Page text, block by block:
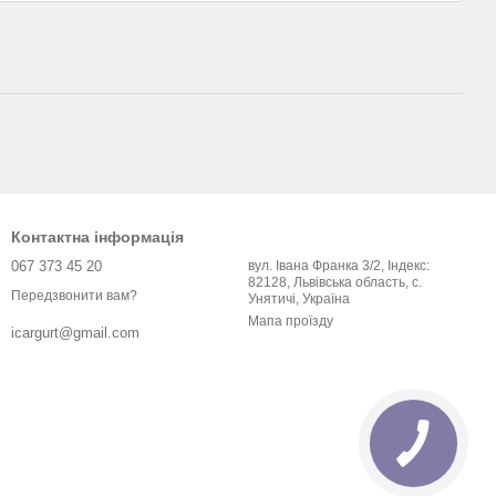
Контактна інформація
067 373 45 20
Передзвонити вам?
icargurt@gmail.com
вул. Івана Франка 3/2, Індекс:
82128, Львівська область, с.
Унятичі, Україна
Мапа проїзду